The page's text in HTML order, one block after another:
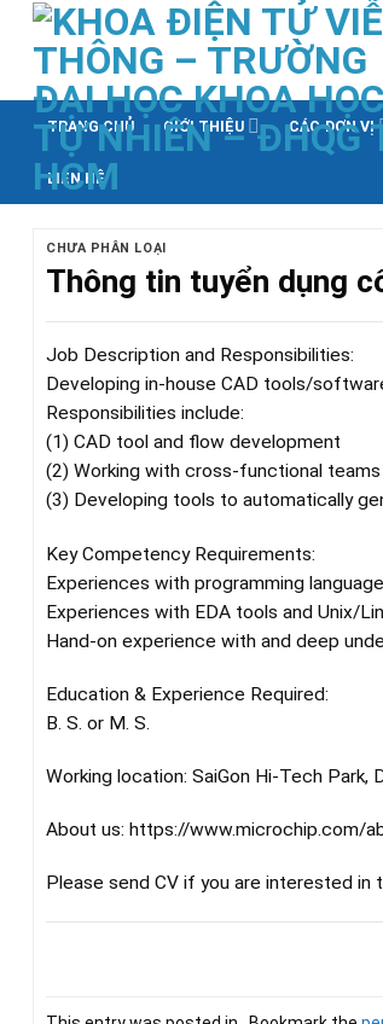
content
TRANG CHỦ GIỚI THIỆU CÁC ĐƠN VỊ
LIÊN HỆ
CHƯA PHÂN LOẠI
Thông tin tuyển dụng
Job Description and Responsibilities:
Developing in-house CAD tools/
Responsibilities include:
(1) CAD tool and flow development
(2) Working with cross-functional
(3) Developing tools to automatically
Key Competency Requirements:
Experiences with programming
Experiences with EDA tools and Unix/
Hand-on experience with and deep
Education & Experience Required:
B. S. or M. S.
Working location: SaiGon Hi-Tech Park,
About us: https://www.microchip.com/
Please send CV if you are interested in